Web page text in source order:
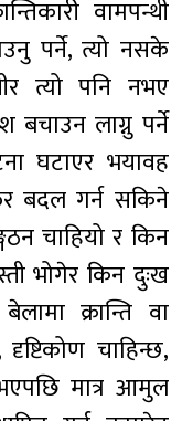
वामपन्थी
पर्ने, त्यो नसके
त्यो पनि नभए
लाग्नु पर्ने
घटाएर भयावह
बदल गर्न सकिने
चाहियो र किन
भोगेर किन दुःख
क्रान्ति वा
चाहिन्छ,
मात्र आमुल